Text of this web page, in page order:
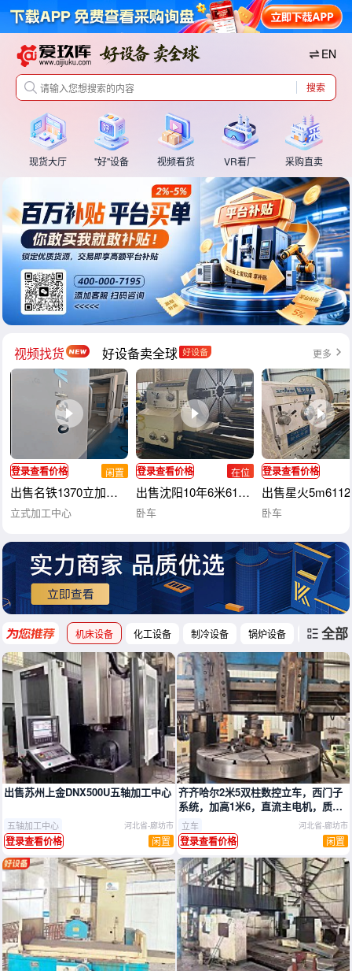
EN
搜索
现货大厅 "好"设备 视频看货 VR看厂 采购直卖
视频找货 好设备卖全球 更多
登录查看价格 闲置
出售名铁1370立加，BT40主轴，主轴传动方式直联，三轴滚柱线
立式加工中心
登录查看价格 在位
出售沈阳10年6米61200重型卧车，导轨
卧车
登录查看价格
出售星火
卧车
机床设备 化工设备 制冷设备 锅炉设备 工程机械
全部
推广
出售苏州上金DNX500U五轴加工中心
五轴加工中心 河北省-廊坊市
登录查看价格 闲置
推广
齐齐哈尔2米5双柱数控立车，西门子
系统，加高1米6，直流主电机，质量
非常好
立车 河北省-廊坊市
登录查看价格 闲置